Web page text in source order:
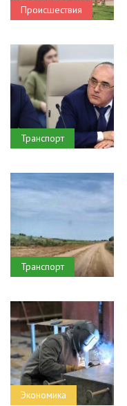
Происшествия
Транспорт
Транспорт
Экономика